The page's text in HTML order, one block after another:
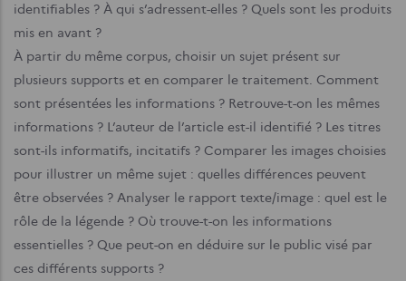
identifiables ? À qui s’adressent-elles ? Quels sont les produits
mis en avant ?
À partir du même corpus, choisir un sujet présent sur
plusieurs supports et en comparer le traitement. Comment
sont présentées les informations ? Retrouve-t-on les mêmes
informations ? L’auteur de l’article est-il identifié ? Les titres
sont-ils informatifs, incitatifs ? Comparer les images choisies
pour illustrer un même sujet : quelles différences peuvent
être observées ? Analyser le rapport texte/image : quel est le
rôle de la légende ? Où trouve-t-on les informations
essentielles ? Que peut-on en déduire sur le public visé par
ces différents supports ?